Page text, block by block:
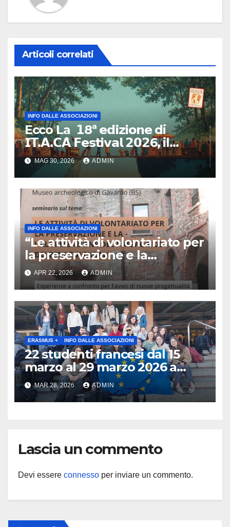
Articoli correlati
INFO DALLE ASSOCIAZIONI
Ecco La 𝟭8ª 𝗲𝗱𝗶𝘇𝗶𝗼𝗻𝗲 di
𝗜𝗧.𝗔.𝗖𝗔̀ 𝗙𝗲𝘀𝘁𝗶𝘃𝗮𝗹 𝟮𝟬𝟮6, il
primo e unico festival in Italia
dedicato al turismo
responsabile.
MAG 30, 2026 ADMIN
INFO DALLE ASSOCIAZIONI
“Le attività di volontariato per
la preservazione e la
valorizzazione del paesaggio
e dei beni culturali
Esperienze a confronto per
l’avvio di nuove
progettualità – Sabato 2
maggio 2026 ore 10:30 Museo
archeologico di Gavardo (BS)
APR 22, 2026 ADMIN
ERASMUS + INFO DALLE ASSOCIAZIONI
22 studenti francesi dal 15
marzo al 29 marzo 2026 a
Brescia : Erasmus plus :
Arricchisce la vita, apre la
mente
MAR 28, 2026 ADMIN
Lascia un commento
Devi essere connesso per inviare un commento.